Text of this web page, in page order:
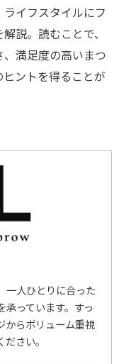
イフスタイルにフ
説。読むことで、
満足度の高いまつ
ントを得ることが
一人ひとりに合った
っています。すっ
からボリューム重視
さい。